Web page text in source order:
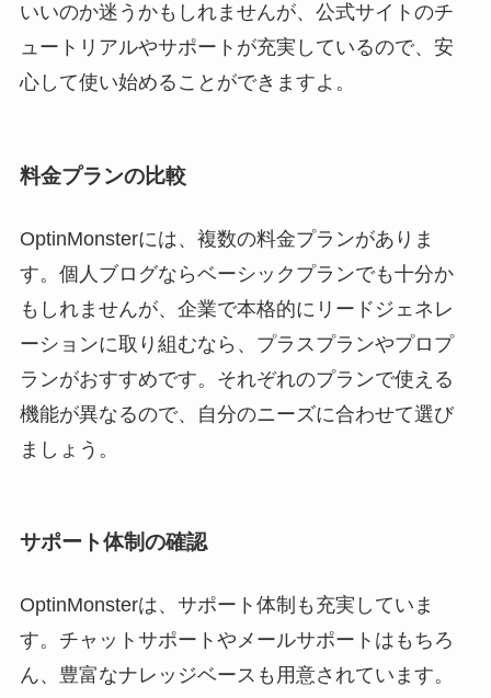
いいのか迷うかもしれませんが、公式サイトのチ
ュートリアルやサポートが充実しているので、安
心して使い始めることができますよ。
料金プランの比較
OptinMonsterには、複数の料金プランがありま
す。個人ブログならベーシックプランでも十分か
もしれませんが、企業で本格的にリードジェネレ
ーションに取り組むなら、プラスプランやプロプ
ランがおすすめです。それぞれのプランで使える
機能が異なるので、自分のニーズに合わせて選び
ましょう。
サポート体制の確認
OptinMonsterは、サポート体制も充実していま
す。チャットサポートやメールサポートはもちろ
ん、豊富なナレッジベースも用意されています。